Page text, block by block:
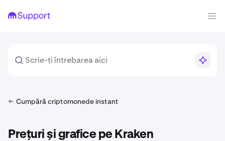
Cumpără criptomonede instant
Prețuri și grafice pe Kraken